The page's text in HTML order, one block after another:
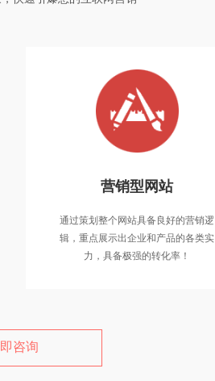
手机商城
营销型网站
通过策划整个网站具备良好的营销逻
辑，重点展示出企业和产品的各类实
力，具备极强的转化率！
咨询